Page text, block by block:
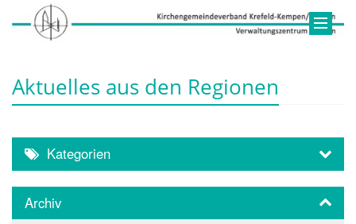
Aktuelles aus den Regionen
Kategorien
Archiv